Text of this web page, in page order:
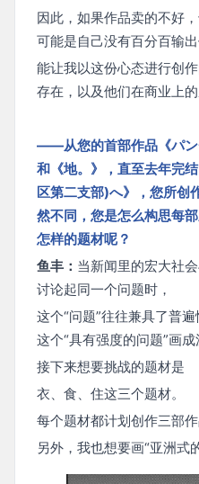
因此，如果作品卖的不好
可能是自己没有百分百输出
能让我以这份心态进行创
存在，以及他们在商业上的
——从您的首部作品《パン
和《地。》，直至去年完
区第二支部)へ》，您所创
然不同，您是怎么构思每
怎样的题材呢？
鱼丰： 当新闻里的宏大社
讨论起同一个问题时，
这个“问题”往往兼具了普
这个“具有强度的问题”画成
接下来想要挑战的题材是
衣、食、住这三个题材。
每个题材都计划创作三部作
另外，我也想要画“亚洲式